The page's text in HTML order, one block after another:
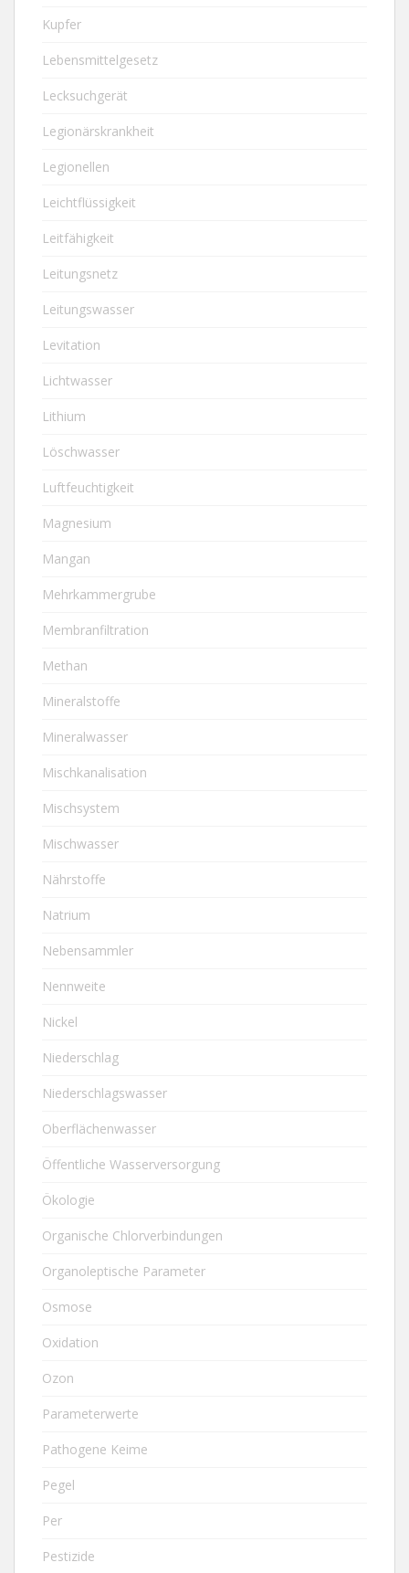
Kupfer
Lebensmittelgesetz
Lecksuchgerät
Legionärskrankheit
Legionellen
Leichtflüssigkeit
Leitfähigkeit
Leitungsnetz
Leitungswasser
Levitation
Lichtwasser
Lithium
Löschwasser
Luftfeuchtigkeit
Magnesium
Mangan
Mehrkammergrube
Membranfiltration
Methan
Mineralstoffe
Mineralwasser
Mischkanalisation
Mischsystem
Mischwasser
Nährstoffe
Natrium
Nebensammler
Nennweite
Nickel
Niederschlag
Niederschlagswasser
Oberflächenwasser
Öffentliche Wasserversorgung
Ökologie
Organische Chlorverbindungen
Organoleptische Parameter
Osmose
Oxidation
Ozon
Parameterwerte
Pathogene Keime
Pegel
Per
Pestizide